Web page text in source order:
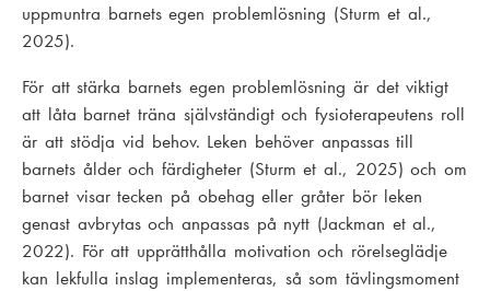
uppmuntra barnets egen problemlösning (Sturm et al.,
2025).
För att stärka barnets egen problemlösning är det viktigt
att låta barnet träna självständigt och fysioterapeutens roll
är att stödja vid behov. Leken behöver anpassas till
barnets ålder och färdigheter (Sturm et al., 2025) och om
barnet visar tecken på obehag eller gråter bör leken
genast avbrytas och anpassas på nytt (Jackman et al.,
2022). För att upprätthålla motivation och rörelseglädje
kan lekfulla inslag implementeras, så som tävlingsmoment